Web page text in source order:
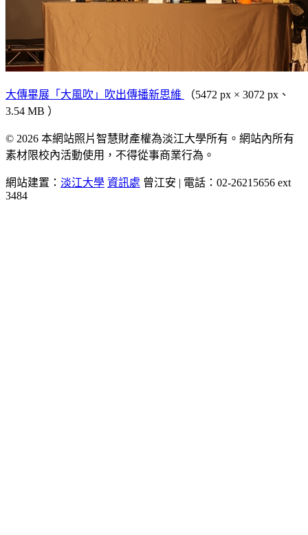
大傳畢展「大風吹」吹出傳播新思維
（5472 px × 3072 px、
3.54 MB ）
© 2026 本網站照片智慧財產權為淡江大學所有。網站內所有
素材限校內活動使用，不得從事商業行為。
網站建置： 淡江大學 資訊處 曾江安 | 電話：02-26215656 ext
3484